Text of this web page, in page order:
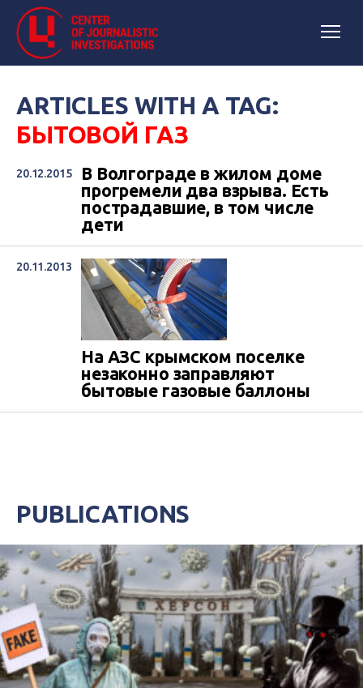
ARTICLES WITH A TAG:
БЫТОВОЙ ГАЗ
20.12.2015
В Волгограде в жилом доме
прогремели два взрыва. Есть
пострадавшие, в том числе
дети
20.11.2013
На АЗC крымском поселке
незаконно заправляют
бытовые газовые баллоны
PUBLICATIONS